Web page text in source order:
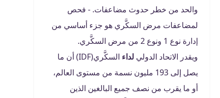
والحد من خطر حدوث مضاعفات. - فحص
لمضاعفات مرض السكَّري هو جزء أساسي من
إدارة نوع 1 ونوع 2 من مرض السكَّري.
ويقدر الاتحاد الدولي لداء
السكَّري(IDF) أن ما
يصل إلى 193 مليون نسمة من مستوى العالم،
أو ما يقرب من نصف جميع البالغين الذين